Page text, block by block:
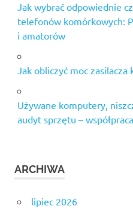
Jak wybrać odpowiednie
telefonów komórkowych:
i amatorów
Jak obliczyć moc
Używane komputery,
audyt sprzętu –
ARCHIWA
lipiec 2026